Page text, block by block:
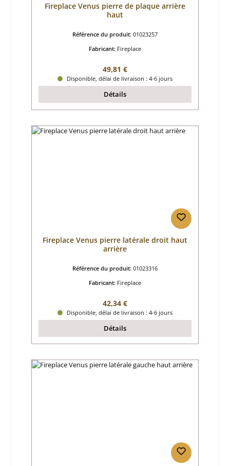
Fireplace Venus pierre de plaque arrière
haut
Référence du produit: 01023257
Fabricant: Fireplace
Prix régulier :
49,81 €
Disponible, délai de livraison : 4-6 jours
Détails
Fireplace Venus pierre latérale droit haut
arrière
Référence du produit: 01023316
Fabricant: Fireplace
Prix régulier :
42,34 €
Disponible, délai de livraison : 4-6 jours
Détails